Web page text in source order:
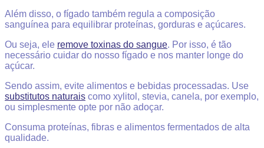
Além disso, o fígado também regula a composição
sanguínea para equilibrar proteínas, gorduras e açúcares.
Ou seja, ele remove toxinas do sangue. Por isso, é tão
necessário cuidar do nosso fígado e nos manter longe do
açúcar.
Sendo assim, evite alimentos e bebidas processadas. Use
substitutos naturais como xylitol, stevia, canela, por exemplo,
ou simplesmente opte por não adoçar.
Consuma proteínas, fibras e alimentos fermentados de alta
qualidade.